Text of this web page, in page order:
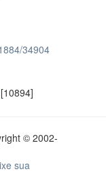
34904
[10894]
© 2002-
sua